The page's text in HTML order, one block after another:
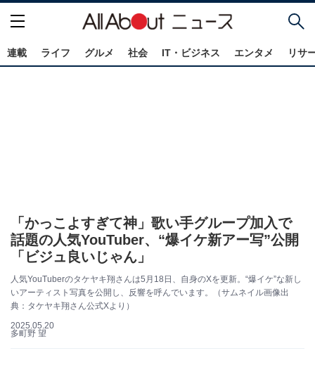
連載 ライフ グルメ 社会 IT・ビジネス エンタメ リサ
「かっこよすぎて神」歌い手グループ加入で
話題の人気YouTuber、“爆イケ新アー写”公開
「ビジュ良いじゃん」
人気YouTuberのタケヤキ翔さんは5月18日、自身のXを更新。“爆イケ”な新し
いアーティスト写真を公開し、反響を呼んでいます。（サムネイル画像出
典：タケヤキ翔さん公式Xより）
2025.05.20
多町野 望